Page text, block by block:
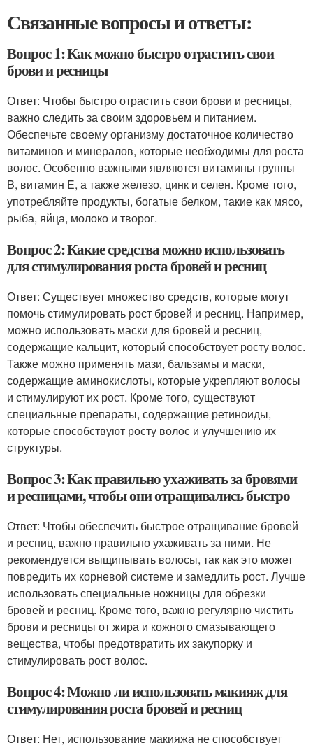
Связанные вопросы и ответы:
Вопрос 1: Как можно быстро отрастить свои
брови и ресницы
Ответ: Чтобы быстро отрастить свои брови и ресницы,
важно следить за своим здоровьем и питанием.
Обеспечьте своему организму достаточное количество
витаминов и минералов, которые необходимы для роста
волос. Особенно важными являются витамины группы
B, витамин E, а также железо, цинк и селен. Кроме того,
употребляйте продукты, богатые белком, такие как мясо,
рыба, яйца, молоко и творог.
Вопрос 2: Какие средства можно использовать
для стимулирования роста бровей и ресниц
Ответ: Существует множество средств, которые могут
помочь стимулировать рост бровей и ресниц. Например,
можно использовать маски для бровей и ресниц,
содержащие кальцит, который способствует росту волос.
Также можно применять мази, бальзамы и маски,
содержащие аминокислоты, которые укрепляют волосы
и стимулируют их рост. Кроме того, существуют
специальные препараты, содержащие ретиноиды,
которые способствуют росту волос и улучшению их
структуры.
Вопрос 3: Как правильно ухаживать за бровями
и ресницами, чтобы они отращивались быстро
Ответ: Чтобы обеспечить быстрое отращивание бровей
и ресниц, важно правильно ухаживать за ними. Не
рекомендуется выщипывать волосы, так как это может
повредить их корневой системе и замедлить рост. Лучше
использовать специальные ножницы для обрезки
бровей и ресниц. Кроме того, важно регулярно чистить
брови и ресницы от жира и кожного смазывающего
вещества, чтобы предотвратить их закупорку и
стимулировать рост волос.
Вопрос 4: Можно ли использовать макияж для
стимулирования роста бровей и ресниц
Ответ: Нет, использование макияжа не способствует